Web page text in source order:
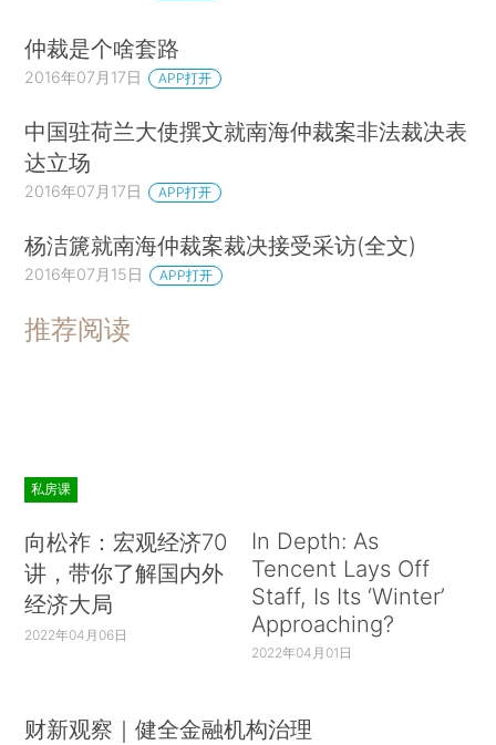
仲裁是个啥套路
2016年07月17日 APP打开
中国驻荷兰大使撰文就南海仲裁案非法裁决表
达立场
2016年07月17日 APP打开
杨洁篪就南海仲裁案裁决接受采访(全文)
2016年07月15日 APP打开
推荐阅读
私房课
向松祚：宏观经济70
讲，带你了解国内外
经济大局
2022年04月06日
In Depth: As
Tencent Lays Off
Staff, Is Its ‘Winter’
Approaching?
2022年04月01日
财新观察｜健全金融机构治理